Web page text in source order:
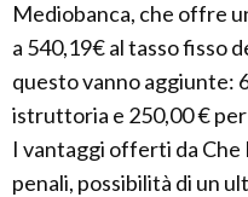
Mediobanca, che offre
a 540,19€ al tasso fisso
questo vanno aggiunte:
istruttoria e 250,00 € per
I vantaggi offerti da Che
penali, possibilità di un